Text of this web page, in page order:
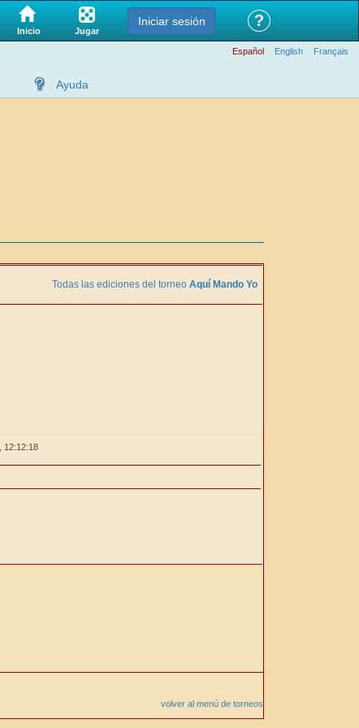
Inicio Jugar
Iniciar sesión ?
Español English Français
Ayuda
Todas las ediciones del torneo Aquí Mando Yo
12:12:18
volver al menú de torneos